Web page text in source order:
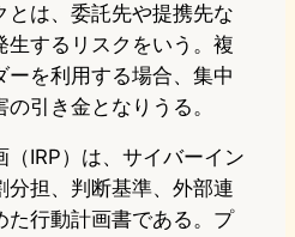
とは、委託先や提携先な
生するリスクをいう。複
を利用する場合、集中
引き金となりうる。
IRP）は、サイバーイン
分担、判断基準、外部連
た行動計画書である。プ